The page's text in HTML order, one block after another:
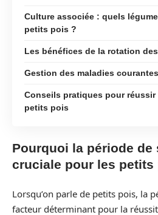
Culture associée : quels
petits pois ?
Les bénéfices de la rotation
Gestion des maladies courantes
Conseils pratiques pour réussir
petits pois
Pourquoi la période de
cruciale pour les petits
Lorsqu’on parle de petits pois, la
facteur déterminant pour la